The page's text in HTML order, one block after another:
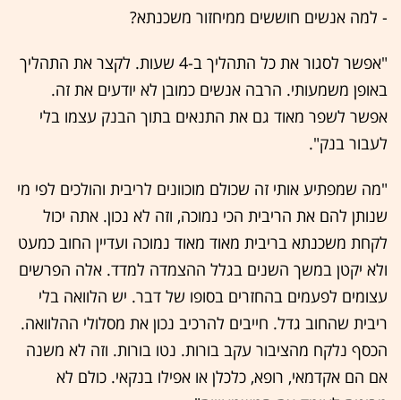
- למה אנשים חוששים ממיחזור משכנתא?
"אפשר לסגור את כל התהליך ב-4 שעות. לקצר את התהליך
באופן משמעותי. הרבה אנשים כמובן לא יודעים את זה.
אפשר לשפר מאוד גם את התנאים בתוך הבנק עצמו בלי
לעבור בנק".
"מה שמפתיע אותי זה שכולם מוכוונים לריבית והולכים לפי מי
שנותן להם את הריבית הכי נמוכה, וזה לא נכון. אתה יכול
לקחת משכנתא בריבית מאוד מאוד נמוכה ועדיין החוב כמעט
ולא יקטן במשך השנים בגלל ההצמדה למדד. אלה הפרשים
עצומים לפעמים בהחזרים בסופו של דבר. יש הלוואה בלי
ריבית שהחוב גדל. חייבים להרכיב נכון את מסלולי ההלוואה.
הכסף נלקח מהציבור עקב בורות. נטו בורות. וזה לא משנה
אם הם אקדמאי, רופא, כלכלן או אפילו בנקאי. כולם לא